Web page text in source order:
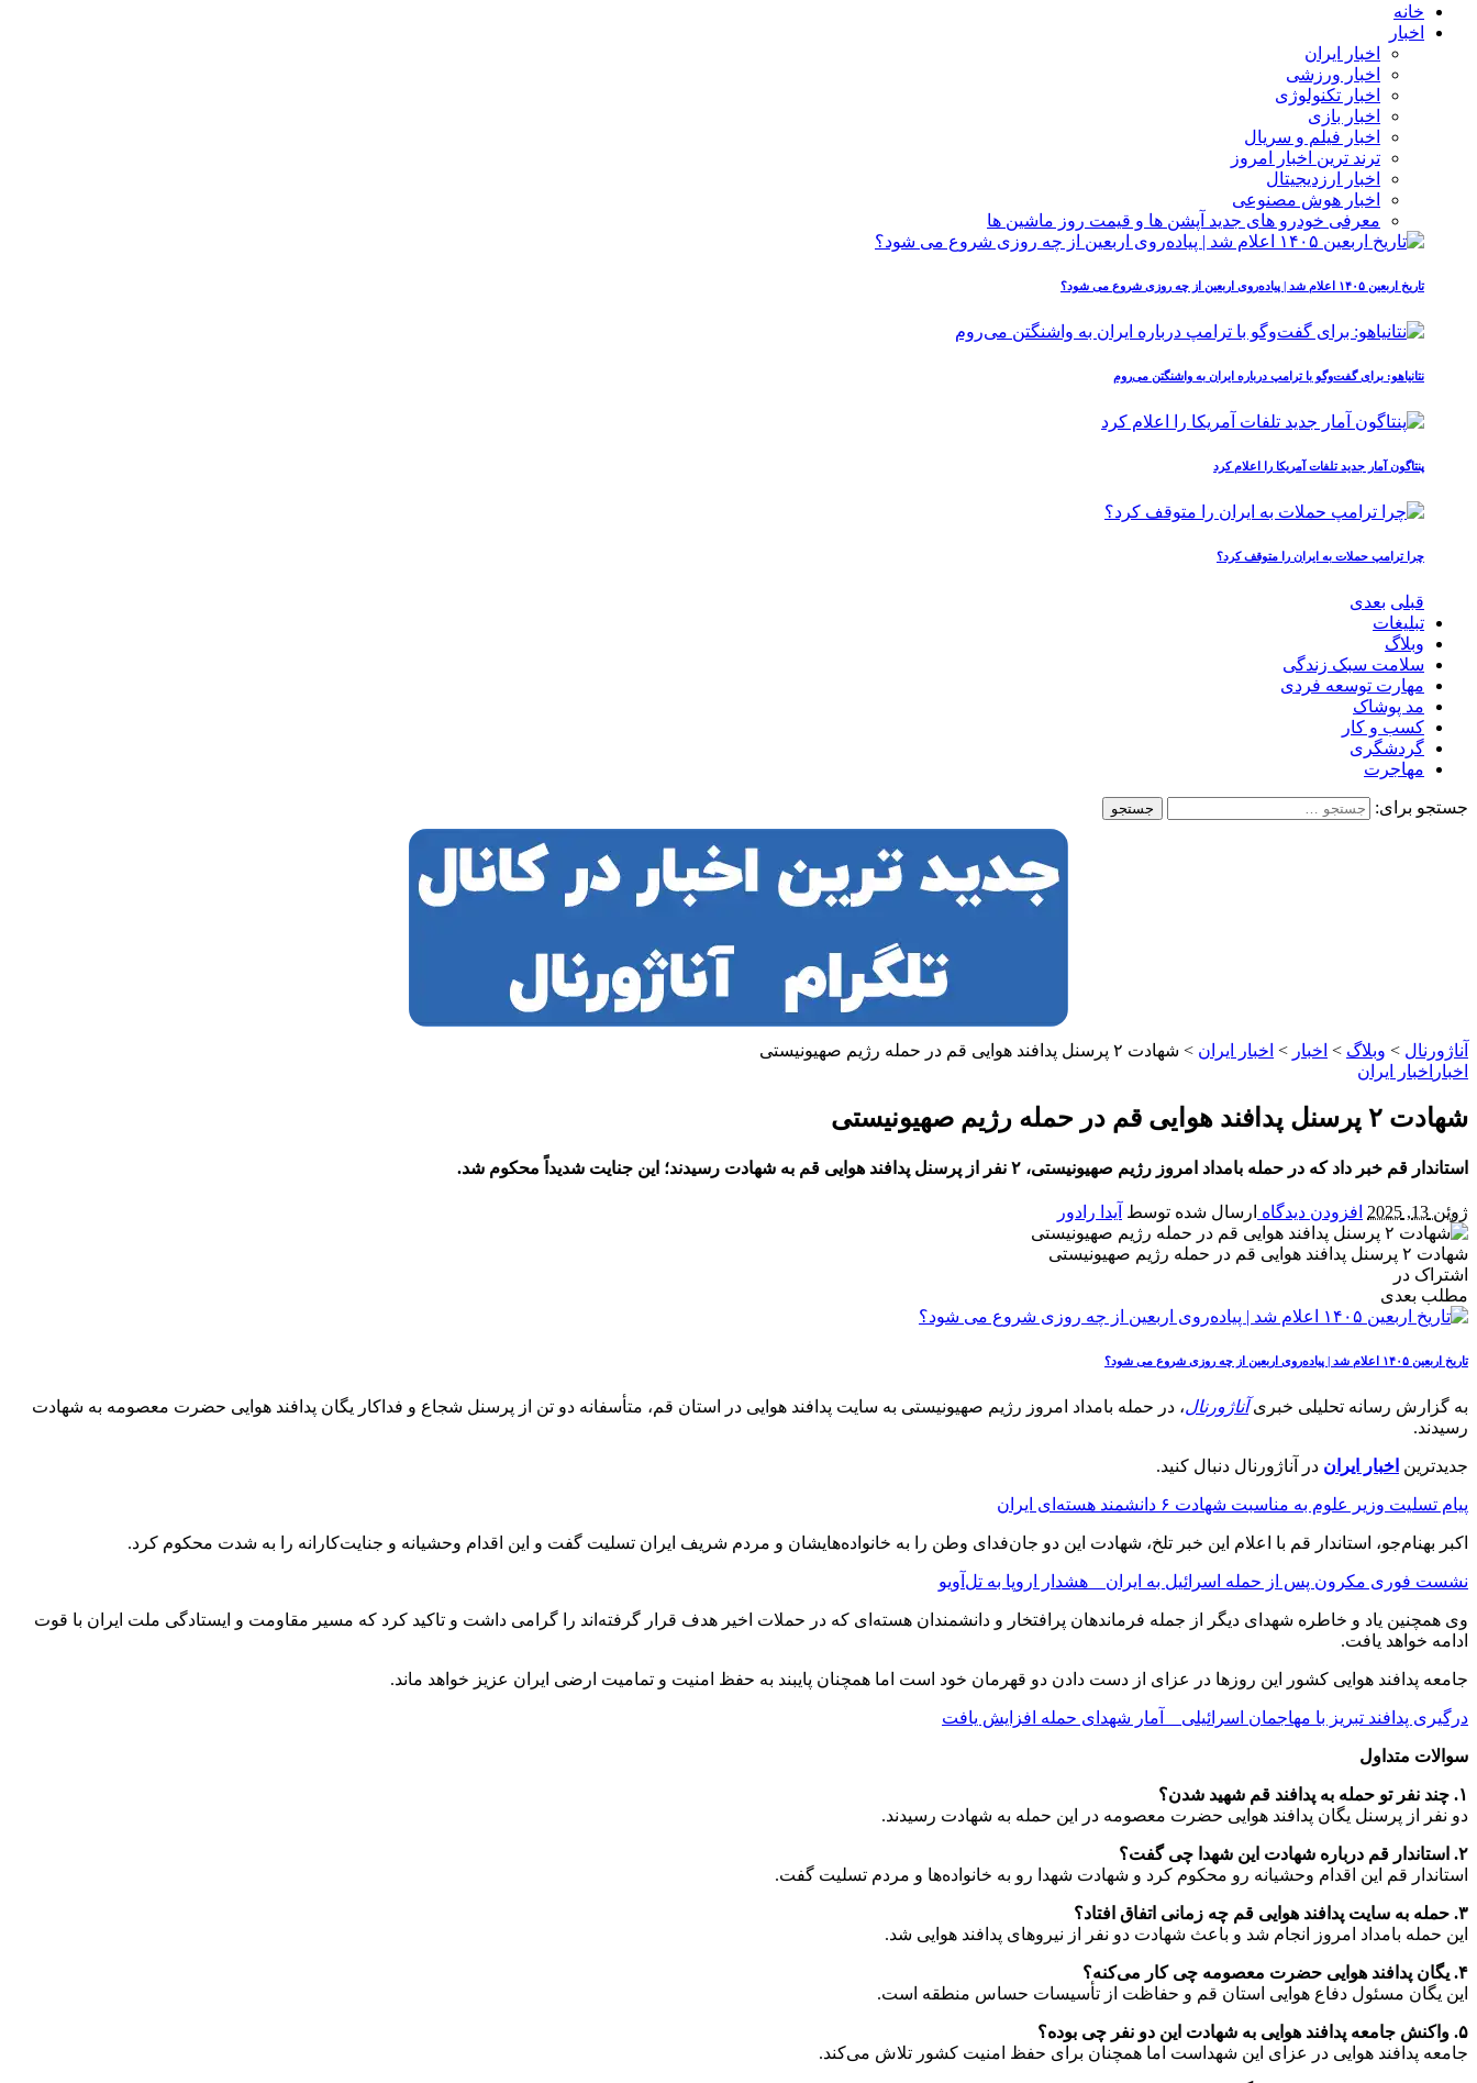
خانه
اخبار
اخبار ایران
اخبار ورزشی
اخبار تکنولوژی
اخبار بازی
اخبار فیلم و سریال
ترند ترین اخبار امروز
اخبار ارزدیجیتال
اخبار هوش مصنوعی
معرفی خودرو های جدید آپشن‌ ها و قیمت روز ماشین‌ ها
تاریخ اربعین ۱۴۰۵ اعلام شد | پیاده‌روی اربعین از چه روزی شروع می‌ شود؟
نتانیاهو: برای گفت‌وگو با ترامپ درباره ایران به واشنگتن می‌روم
پنتاگون آمار جدید تلفات آمریکا را اعلام کرد
چرا ترامپ حملات به ایران را متوقف کرد؟
قبلی بعدی
تبلیغات
وبلاگ
سلامت سبک زندگی
مهارت توسعه فردی
مد پوشاک
کسب و کار
گردشگری
مهاجرت
جستجو برای:
آناژورنال > وبلاگ > اخبار > اخبار ایران > شهادت ۲ پرسنل پدافند هوایی قم در حمله رژیم صهیونیستی
اخبار اخبار ایران
شهادت ۲ پرسنل پدافند هوایی قم در حمله رژیم صهیونیستی
استاندار قم خبر داد که در حمله بامداد امروز رژیم صهیونیستی، ۲ نفر از پرسنل پدافند هوایی قم به شهادت رسیدند؛ این جنایت شدیداً محکوم شد.
ژوئن 13, 2025 افزودن دیدگاه ارسال شده توسط آیدا رادور
شهادت ۲ پرسنل پدافند هوایی قم در حمله رژیم صهیونیستی
اشتراک در
مطلب بعدی
تاریخ اربعین ۱۴۰۵ اعلام شد | پیاده‌روی اربعین از چه روزی شروع می‌ شود؟
به گزارش رسانه تحلیلی خبریآناژورنال، در حمله بامداد امروز رژیم صهیونیستی به سایت پدافند هوایی در استان قم، متأسفانه دو تن از پرسنل شجاع و فداکار یگان پدافند هوایی حضرت معصومه به شهادت
رسیدند.
جدیدترین اخبار ایران در آناژورنال دنبال کنید.
پیام تسلیت وزیر علوم به مناسبت شهادت ۶ دانشمند هسته‌ای ایران
اکبر بهنام‌جو، استاندار قم با اعلام این خبر تلخ، شهادت این دو جان‌فدای وطن را به خانواده‌هایشان و مردم شریف ایران تسلیت گفت و این اقدام وحشیانه و جنایت‌کارانه را به شدت محکوم کرد.
نشست فوری مکرون پس از حمله اسرائیل به ایران _ هشدار اروپا به تل‌آویو
وی همچنین یاد و خاطره شهدای دیگر از جمله فرماندهان پرافتخار و دانشمندان هسته‌ای که در حملات اخیر هدف قرار گرفته‌اند را گرامی داشت و تاکید کرد که مسیر مقاومت و ایستادگی ملت ایران با قوت
ادامه خواهد یافت.
جامعه پدافند هوایی کشور این روزها در عزای از دست دادن دو قهرمان خود است اما همچنان پایبند به حفظ امنیت و تمامیت ارضی ایران عزیز خواهد ماند.
درگیری پدافند تبریز با مهاجمان اسرائیلی _ آمار شهدای حمله افزایش یافت
سوالات متداول
۱. چند نفر تو حمله به پدافند قم شهید شدن؟
دو نفر از پرسنل یگان پدافند هوایی حضرت معصومه در این حمله به شهادت رسیدند.
۲. استاندار قم درباره شهادت این شهدا چی گفت؟
استاندار قم این اقدام وحشیانه رو محکوم کرد و شهادت شهدا رو به خانواده‌ها و مردم تسلیت گفت.
۳. حمله به سایت پدافند هوایی قم چه زمانی اتفاق افتاد؟
این حمله بامداد امروز انجام شد و باعث شهادت دو نفر از نیروهای پدافند هوایی شد.
۴. یگان پدافند هوایی حضرت معصومه چی کار می‌کنه؟
این یگان مسئول دفاع هوایی استان قم و حفاظت از تأسیسات حساس منطقه است.
۵. واکنش جامعه پدافند هوایی به شهادت این دو نفر چی بوده؟
جامعه پدافند هوایی در عزای این شهداست اما همچنان برای حفظ امنیت کشور تلاش می‌کند.